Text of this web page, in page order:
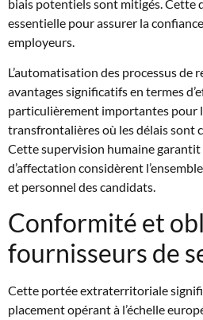
biais potentiels sont mitigés. Cette
essentielle pour assurer la
employeurs.
L’automatisation des processus de
avantages significatifs en termes
particulièrement importantes pour
transfrontalières où les délais sont
Cette supervision humaine garantit
d’affectation considèrent
et personnel des candidats.
Conformité et
fournisseurs de
Cette portée extraterritoriale
placement opérant à l’échelle